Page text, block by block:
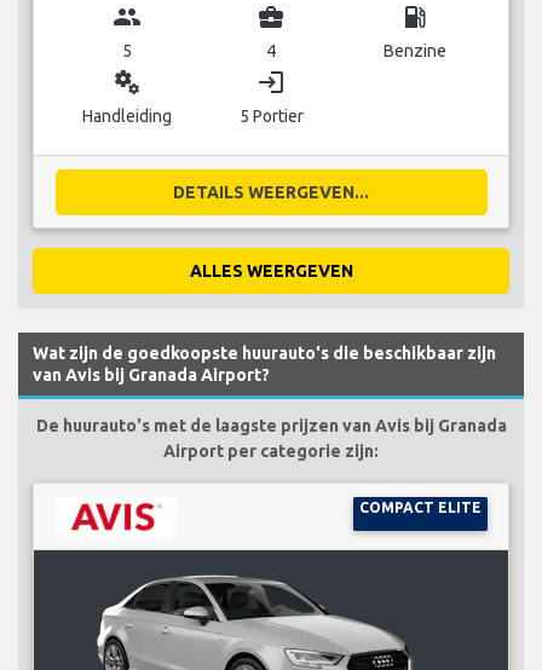
group
5
business_center
4
local_gas_station
Benzine
miscellaneous_services
Handleiding
login
5 Portier
DETAILS WEERGEVEN...
ALLES WEERGEVEN
Wat zijn de goedkoopste huurauto's die beschikbaar zijn
van Avis bij Granada Airport?
De huurauto's met de laagste prijzen van Avis bij Granada
Airport per categorie zijn:
COMPACT ELITE